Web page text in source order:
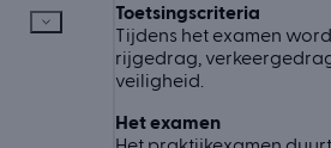
Toetsingscriteria
Tijdens het examen
rijgedrag,
veiligheid.
Het examen